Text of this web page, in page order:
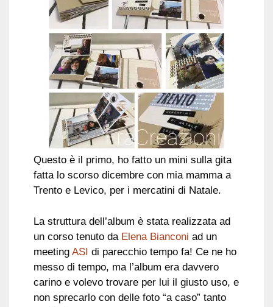
Questo è il primo, ho fatto un mini sulla gita
fatta lo scorso dicembre con mia mamma a
Trento e Levico, per i mercatini di Natale.
La struttura dell’album è stata realizzata ad
un corso tenuto da Elena Bianconi ad un
meeting ASI di parecchio tempo fa! Ce ne ho
messo di tempo, ma l’album era davvero
carino e volevo trovare per lui il giusto uso, e
non sprecarlo con delle foto “a caso” tanto